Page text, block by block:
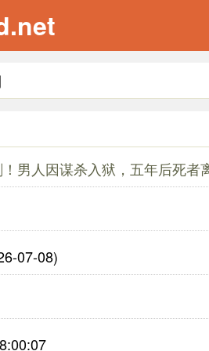
男人因谋杀入狱，五年后死者
07-08)